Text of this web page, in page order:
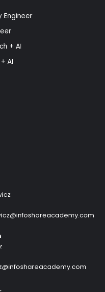
Engineer
+ AI
AI